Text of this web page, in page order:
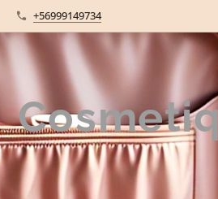
+56999149734